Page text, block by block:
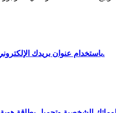
قم بالتسجيل في Bitrue باستخدام عنوان بريدك الإلكتروني.